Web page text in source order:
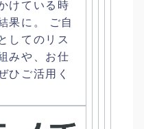
けている時
果に。 ご自
してのリス
みや、 お仕
ひご活用く